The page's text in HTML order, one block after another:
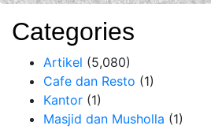
Categories
Artikel (5,080)
Cafe dan Resto (1)
Kantor (1)
Masjid dan Musholla (1)